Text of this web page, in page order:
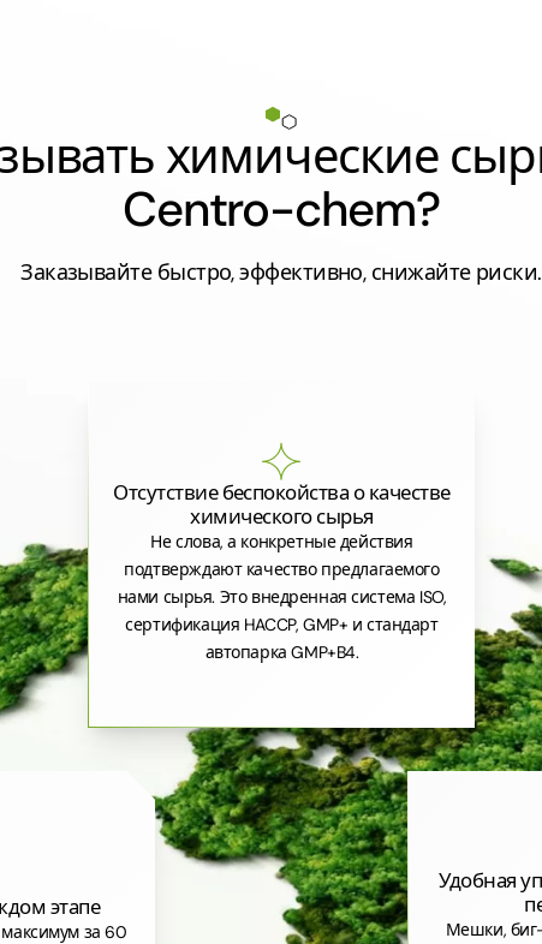
химические
Centro-chem?
Заказывайте быстро, эффективно, снижайте риски.
Отсутствие беспокойства о качестве
химического сырья
Не слова, а конкретные действия
подтверждают качество предлагаемого
нами сырья. Это внедренная система ISO,
сертификация HACCP, GMP+ и стандарт
автопарка GMP+B4.
этапе
за 60
Удобная
Мешки,